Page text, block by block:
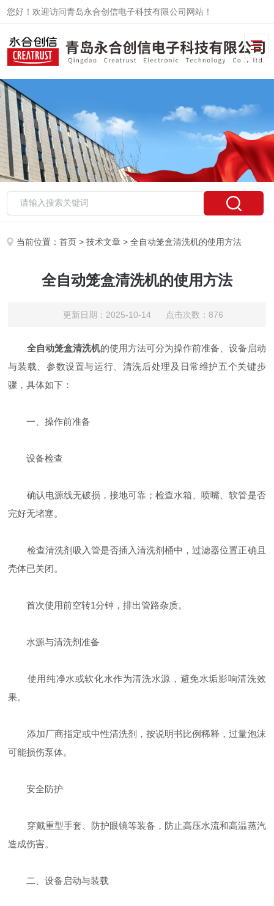
您好！欢迎访问青岛永合创信电子科技有限公司网站！
当前位置：首页 >技术文章 > 全自动笼盒清洗机的使用方法
全自动笼盒清洗机的使用方法
更新日期：2025-10-14 点击次数：876
全自动笼盒清洗机的使用方法可分为操作前准备、设备启动
与装载、参数设置与运行、清洗后处理及日常维护五个关键步
骤，具体如下：
一、操作前准备
设备检查
确认电源线无破损，接地可靠；检查水箱、喷嘴、软管是否
完好无堵塞。
检查清洗剂吸入管是否插入清洗剂桶中，过滤器位置正确且
壳体已关闭。
首次使用前空转1分钟，排出管路杂质。
水源与清洗剂准备
使用纯净水或软化水作为清洗水源，避免水垢影响清洗效
果。
添加厂商指定或中性清洗剂，按说明书比例稀释，过量泡沫
可能损伤泵体。
安全防护
穿戴重型手套、防护眼镜等装备，防止高压水流和高温蒸汽
造成伤害。
二、设备启动与装载